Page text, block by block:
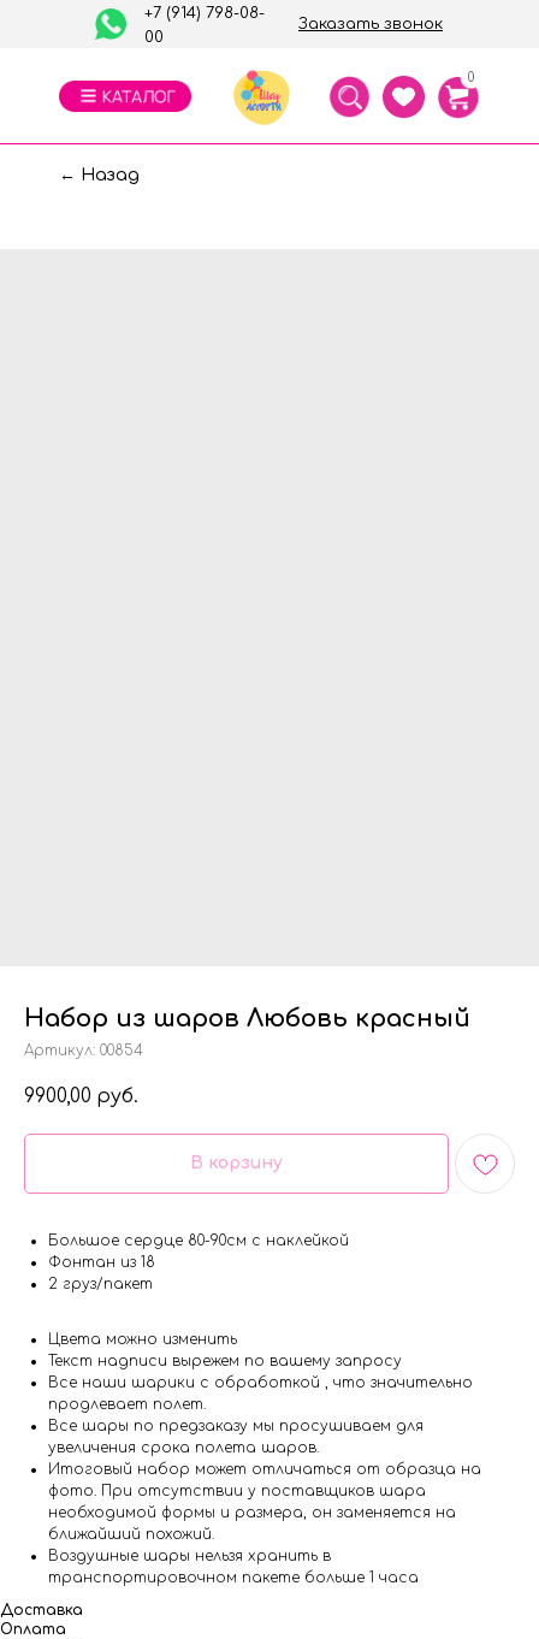
Заказать звонок
+7 (914) 798-08-
00
0
← Назад
Набор из шаров Любовь красный
Артикул: 00854
9900,00 руб.
В корзину
Большое сердце 80-90см с наклейкой
Фонтан из 18
2 груз/пакет
Цвета можно изменить
Текст надписи вырежем по вашему запросу
Все наши шарики с обработкой , что значительно
продлевает полет.
Все шары по предзаказу мы просушиваем для
увеличения срока полета шаров.
Итоговый набор может отличаться от образца на
фото. При отсутствии у поставщиков шара
необходимой формы и размера, он заменяется на
ближайший похожий.
Воздушные шары нельзя хранить в
транспортировочном пакете больше 1 часа
Доставка
Оплата